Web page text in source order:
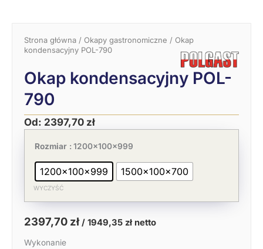
Strona główna / Okapy gastronomiczne / Okap
kondensacyjny POL-790
Okap kondensacyjny POL-
790
Od: 2397,70 zł
Rozmiar : 1200x100x999
1200x100x999 1500x100x700
WYCZYŚĆ
Pierwotna
cena
wynosiła:
3688,77 zł.
2397,70 zł
Aktualna
cena
wynosi:
2397,70 zł.
/ 1949,35 złnetto
Wykonanie
Okap
POL-